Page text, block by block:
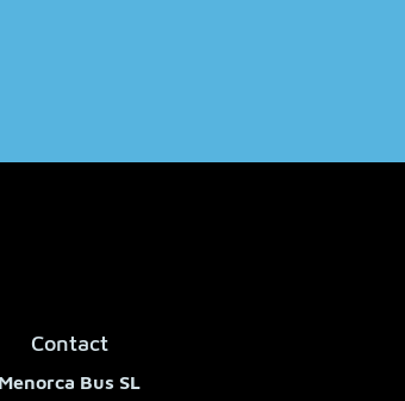
Contact
Menorca Bus SL